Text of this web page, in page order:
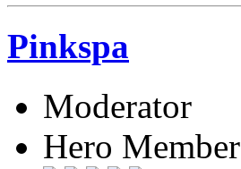
Pinkspa
Moderator
Hero Member